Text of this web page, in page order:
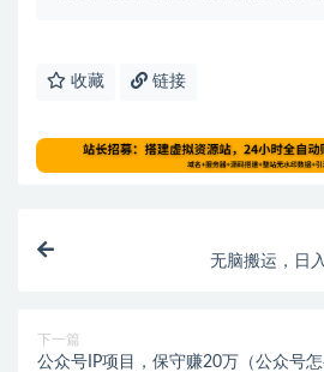
收藏 链接
无脑搬运，日
下一篇
公众号IP项目，保守赚20万（公众号怎